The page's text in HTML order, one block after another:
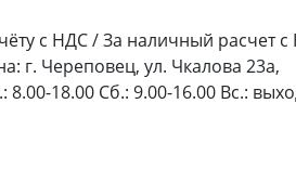
с НДС / За наличный расчет
г. Череповец, ул. Чкалова 23а,
18.00 Сб.: 9.00-16.00 Вс.: